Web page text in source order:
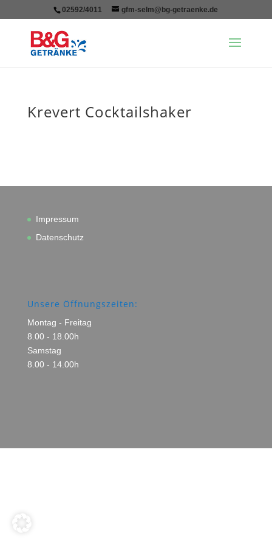
02592/4011 gfm-selm@bg-getraenke.de
Krevert Cocktailshaker
Impressum
Datenschutz
Unsere Öffnungszeiten:
Montag - Freitag
8.00 - 18.00h
Samstag
8.00 - 14.00h